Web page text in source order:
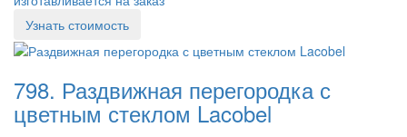
Узнать стоимость
798. Раздвижная перегородка с
цветным стеклом Lacobel